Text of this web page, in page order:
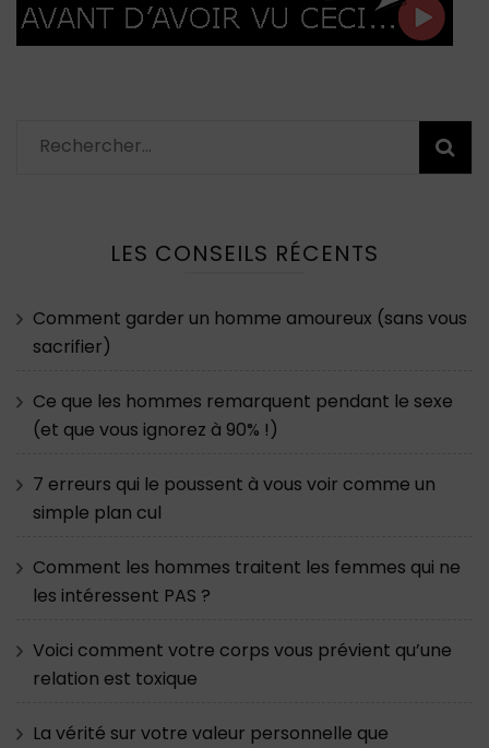
Rechercher :
LES CONSEILS RÉCENTS
Comment garder un homme amoureux (sans vous
sacrifier)
Ce que les hommes remarquent pendant le sexe
(et que vous ignorez à 90% !)
7 erreurs qui le poussent à vous voir comme un
simple plan cul
Comment les hommes traitent les femmes qui ne
les intéressent PAS ?
Voici comment votre corps vous prévient qu’une
relation est toxique
La vérité sur votre valeur personnelle que